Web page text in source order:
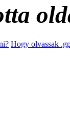
Hogy olvassak